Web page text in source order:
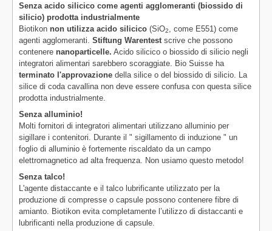
Senza acido silicico come agenti agglomeranti (biossido di
silicio) prodotta industrialmente
Biotikon non utilizza acido silicico (SiO2
, come E551) come
agenti agglomeranti. Stiftung Warentest scrive che possono
contenere nanoparticelle. Acido silicico o biossido di silicio negli
integratori alimentari sarebbero scoraggiate. Bio Suisse ha
terminato l'approvazione della silice o del biossido di silicio. La
silice di coda cavallina non deve essere confusa con questa silice
prodotta industrialmente.
Senza alluminio!
Molti fornitori di integratori alimentari utilizzano alluminio per
sigillare i contenitori. Durante il " sigillamento di induzione " un
foglio di alluminio è fortemente riscaldato da un campo
elettromagnetico ad alta frequenza. Non usiamo questo metodo!
Senza talco!
L'agente distaccante e il talco lubrificante utilizzato per la
produzione di compresse o capsule possono contenere fibre di
amianto. Biotikon evita completamente l’utilizzo di distaccanti e
lubrificanti nella produzione di capsule.